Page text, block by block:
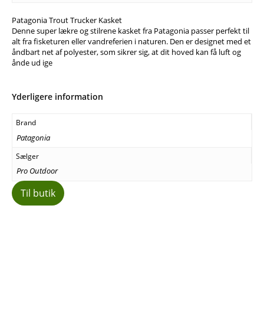
Patagonia Trout Trucker Kasket
Denne super lækre og stilrene kasket fra Patagonia passer perfekt til
alt fra fisketuren eller vandreferien i naturen. Den er designet med et
åndbart net af polyester, som sikrer sig, at dit hoved kan få luft og
ånde ud ige
Yderligere information
Brand
Patagonia
Sælger
Pro Outdoor
Til butik